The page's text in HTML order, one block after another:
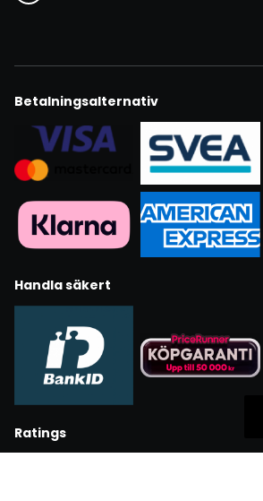
Betalningsalternativ
Handla säkert
Ratings